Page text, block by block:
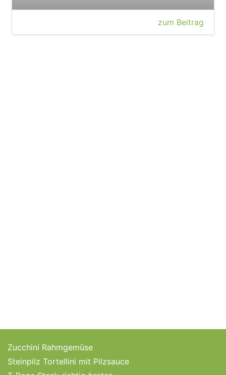
zum Beitrag
Zucchini Rahmgemüse
Steinpilz Tortellini mit Pilzsauce